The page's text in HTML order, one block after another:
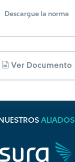
Descargue la norma
Ver Documento
NUESTROS ALIADOS